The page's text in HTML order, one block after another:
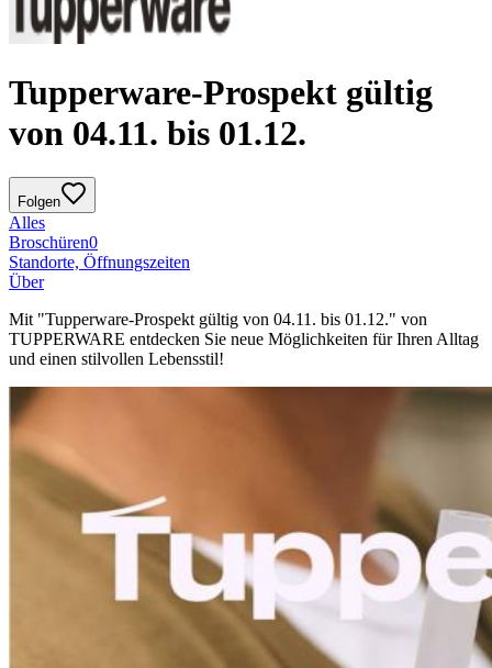
Tupperware-Prospekt gültig
von 04.11. bis 01.12.
Folgen
Alles
Broschüren0
Standorte, Öffnungszeiten
Über
Mit "Tupperware-Prospekt gültig von 04.11. bis 01.12." von
TUPPERWARE entdecken Sie neue Möglichkeiten für Ihren Alltag
und einen stilvollen Lebensstil!